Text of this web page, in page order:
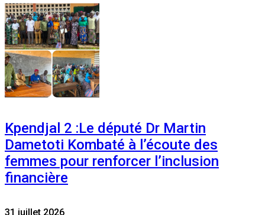
Kpendjal 2 :Le député Dr Martin
Dametoti Kombaté à l’écoute des
femmes pour renforcer l’inclusion
financière
31 juillet 2026